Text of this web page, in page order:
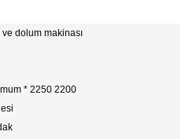
ve dolum makinası
* 2250 2200